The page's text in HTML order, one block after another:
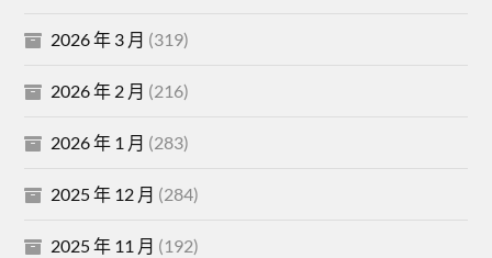
2026 年 3 月 (319)
2026 年 2 月 (216)
2026 年 1 月 (283)
2025 年 12 月 (284)
2025 年 11 月 (192)